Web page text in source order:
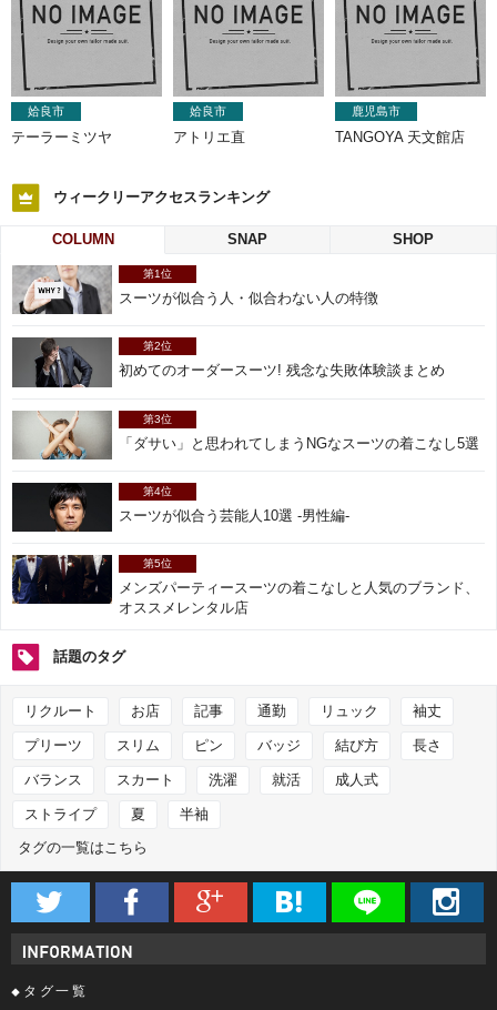
姶良市
テーラーミツヤ
姶良市
アトリエ直
鹿児島市
TANGOYA 天文館店
ウィークリーアクセスランキング
COLUMN SNAP SHOP
第1位
スーツが似合う人・似合わない人の特徴
第2位
初めてのオーダースーツ! 残念な失敗体験談まとめ
第3位
「ダサい」と思われてしまうNGなスーツの着こなし5選
第4位
スーツが似合う芸能人10選 -男性編-
第5位
メンズパーティースーツの着こなしと人気のブランド、
オススメレンタル店
話題のタグ
リクルート お店 記事 通勤 リュック 袖丈
プリーツ スリム ピン バッジ 結び方 長さ
バランス スカート 洗濯 就活 成人式
ストライプ 夏
半袖
タグの一覧はこちら
     
タグ一覧